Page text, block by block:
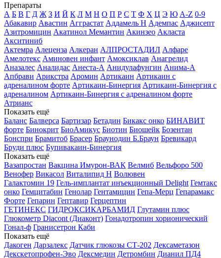
Препараты
А Б В Г Д Ж З И Й К Л М Н О П Р С Т Ф Х Ц Э Ю A-Z 0-9
Абакавир Авастин Агграстат Аддамель Н Адемпас Аджисепт
Азитромицин Акатинол Мемантин Акинзео Акласта
Акситиниб
Актемра Алеценза Алкеран АЛПРОСТАДИЛ Алфаре
Амелотекс Аминовен инфант Амоксиклав Анагрелид
Аназалес Аналидас Анеста-А Анидулафунгин Анима-А
Апбрави Арикстра Аромин Артикаин Артикаин с
адреналином форте Артикаин-Бинергия Артикаин-Бинергия с
адреналином Артикаин-Бинергия с адреналином форте
Атрианс
Показать ещё
Баланс Балверса Бартизар Бетадин Бикакс онко БИНАВИТ
форте Бинокрит БиоАмикус Биотин Биошейк Бозентан
Бонспри Брамитоб Брасер Браунодин Б.Браун Бревикард
Бруди плюс Бупивакаин-Бинергия
Показать ещё
Вазапростан Вакцина Имурон-ВАК Велмиб Вельфоро 500
Венофер Викасол Виталипид Н Волювен
Галактомин 19 Гель-имплантат инъекционный Delight Гемтакс
онко Гемцитабин Генолар Гентамицин Гепа-Мерц Гепарамакс
Форте Гепарин Гептавир Герцептин
ГЕТИНЕКС ГИДРОКСИКАРБАМИД Глутамин плюс
Глюкометр Diacont (Диаконт) Гонадотропин хорионический
Гонал-ф Гранисетрон Каби
Показать ещё
Дакоген Дарзалекс Датчик глюкозы СТ-202 Дексаметазон
Декскетопрофен-Эво Дексмедин Детромбин Дианил ПД4